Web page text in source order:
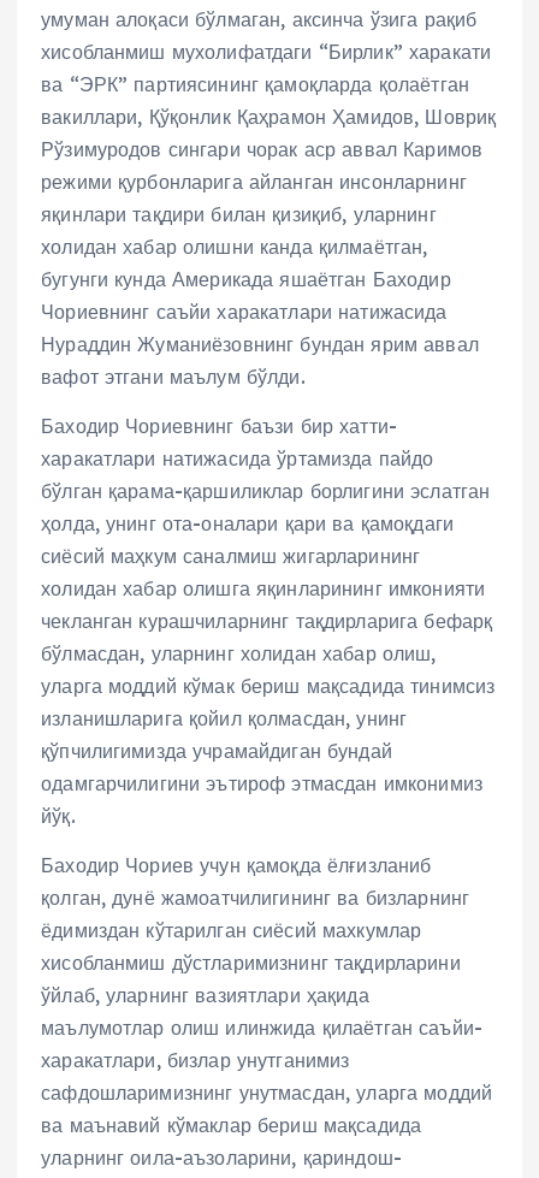
умуман алоқаси бўлмаган, аксинча ўзига рақиб
хисобланмиш мухолифатдаги “Бирлик” харакати
ва “ЭРК” партиясининг қамоқларда қолаётган
вакиллари, Қўқонлик Қаҳрамон Ҳамидов, Шовриқ
Рўзимуродов сингари чорак аср аввал Каримов
режими қурбонларига айланган инсонларнинг
яқинлари тақдири билан қизиқиб, уларнинг
холидан хабар олишни канда қилмаётган,
бугунги кунда Америкада яшаётган Баходир
Чориевнинг саъйи харакатлари натижасида
Нураддин Жуманиёзовнинг бундан ярим аввал
вафот этгани маълум бўлди.
Баходир Чориевнинг баъзи бир хатти-
харакатлари натижасида ўртамизда пайдо
бўлган қарама-қаршиликлар борлигини эслатган
ҳолда, унинг ота-оналари қари ва қамоқдаги
сиёсий маҳкум саналмиш жигарларининг
холидан хабар олишга яқинларининг имконияти
чекланган курашчиларнинг тақдирларига бефарқ
бўлмасдан, уларнинг холидан хабар олиш,
уларга моддий кўмак бериш мақсадида тинимсиз
изланишларига қойил қолмасдан, унинг
қўпчилигимизда учрамайдиган бундай
одамгарчилигини эътироф этмасдан имконимиз
йўқ.
Баходир Чориев учун қамоқда ёлғизланиб
қолган, дунё жамоатчилигининг ва бизларнинг
ёдимиздан кўтарилган сиёсий махкумлар
хисобланмиш дўстларимизнинг тақдирларини
ўйлаб, уларнинг вазиятлари ҳақида
маълумотлар олиш илинжида қилаётган саъйи-
харакатлари, бизлар унутганимиз
сафдошларимизнинг унутмасдан, уларга моддий
ва маънавий кўмаклар бериш мақсадида
уларнинг оила-аъзоларини, қариндош-